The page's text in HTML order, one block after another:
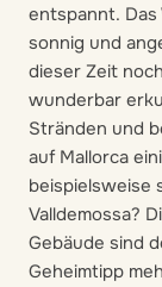
entspannt. Das
sonnig und
dieser Zeit
wunderbar
Stränden und
auf Mallorca
beispielsweise
Valldemossa?
Gebäude sind
Geheimtipp